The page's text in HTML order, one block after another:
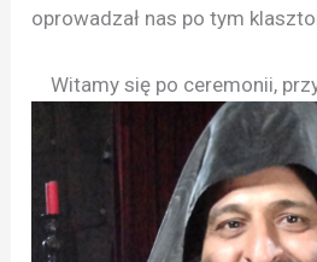
oprowadzał nas po tym
Witamy się po ceremonii,